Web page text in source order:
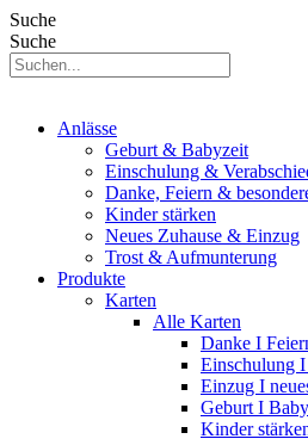
Suche
Suche
Anlässe
Geburt & Babyzeit
Einschulung &
Danke, Feiern &
Kinder stärken
Neues Zuhause & Einzug
Trost & Aufmunterung
Produkte
Karten
Alle Karten
Danke I
Einschulung
Einzug I
Geburt I
Kinder